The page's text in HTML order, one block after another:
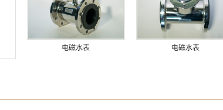
电磁水表 电磁水表